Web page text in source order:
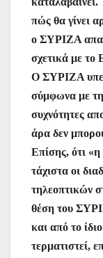
πώς θα γίνει
ο ΣΥΡΙΖΑ
σχετικά με το
Ο ΣΥΡΙΖΑ
σύμφωνα με
συχνότητες
άρα δεν
Επίσης, ότι
τάχιστα οι
τηλεοπτικών
θέση του
και από το
τερματιστεί,